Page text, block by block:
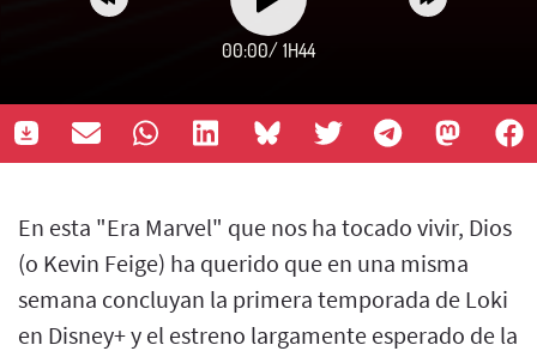
00:00/ 1H44
En esta "Era Marvel" que nos ha tocado vivir, Dios
(o Kevin Feige) ha querido que en una misma
semana concluyan la primera temporada de Loki
en Disney+ y el estreno largamente esperado de la